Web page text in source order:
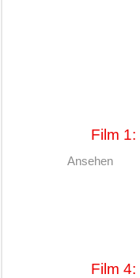
Film 1:
Ansehen
Film 4: